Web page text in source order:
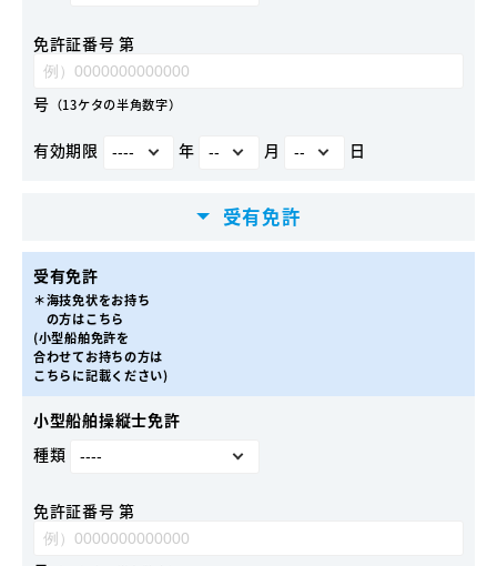
免許証番号 第
号 （13ケタの半角数字）
有効期限 年 月 日
受有免許
受有免許
＊海技免状をお持ち
の方はこちら
(小型船舶免許を
合わせてお持ちの方は
こちらに記載ください)
小型船舶操縦士免許
種類
免許証番号 第